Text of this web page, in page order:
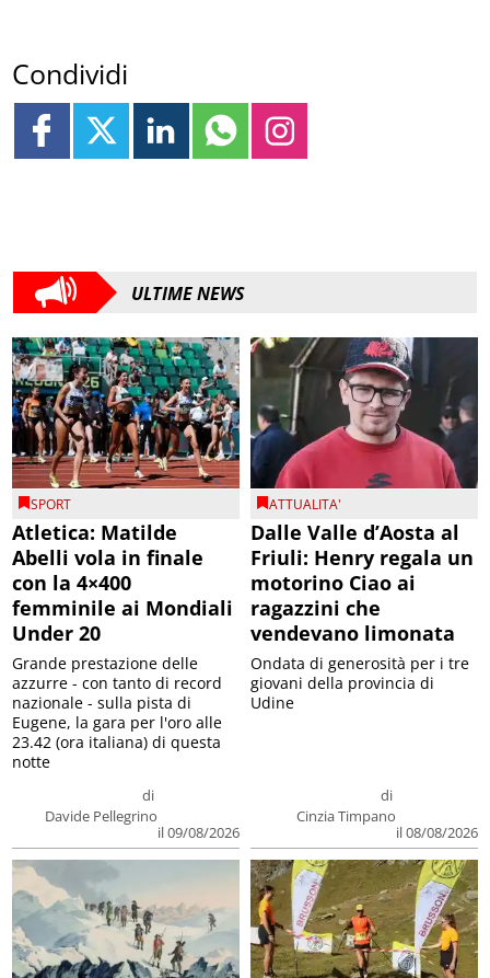
Condividi
ULTIME NEWS
SPORT
Atletica: Matilde
Abelli vola in finale
con la 4×400
femminile ai Mondiali
Under 20
di
Davide Pellegrino
il 09/08/2026
Grande prestazione delle
azzurre - con tanto di record
nazionale - sulla pista di
Eugene, la gara per l'oro alle
23.42 (ora italiana) di questa
notte
ATTUALITA'
Dalle Valle d’Aosta al
Friuli: Henry regala un
motorino Ciao ai
ragazzini che
vendevano limonata
di
Cinzia Timpano
il 08/08/2026
Ondata di generosità per i tre
giovani della provincia di
Udine